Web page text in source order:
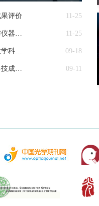
评价 11-25
· 中国光学学会完成极端光学技术与仪器全国重点实验室科技成果评价 11-25
· 中国光学学会完成北京航空航天大学科技成果评价 09-18
· 中国光学学会完成北京理工大学科技成果评价 09-11